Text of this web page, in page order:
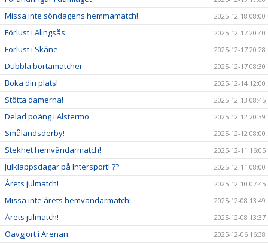
Missa inte söndagens hemmamatch! 2025-12-18 08:00
Förlust i Alingsås 2025-12-17 20:40
Förlust i Skåne 2025-12-17 20:28
Dubbla bortamatcher 2025-12-17 08:30
Boka din plats! 2025-12-14 12:00
Stötta damerna! 2025-12-13 08:45
Delad poäng i Alstermo 2025-12-12 20:39
Smålandsderby! 2025-12-12 08:00
Stekhet hemvändarmatch! 2025-12-11 16:05
Julklappsdagar på Intersport! ?? 2025-12-11 08:00
Årets julmatch! 2025-12-10 07:45
Missa inte årets hemvändarmatch! 2025-12-08 13:49
Årets julmatch! 2025-12-08 13:37
Oavgjort i Arenan 2025-12-06 16:38